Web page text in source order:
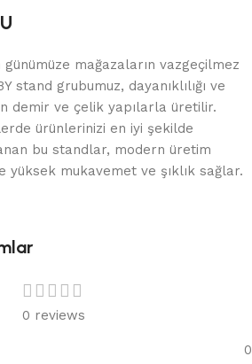
mağazaların vazgeçilmez
stand grubumuz, dayanıklılığı ve
demir ve çelik yapılarla üretilir.
ürünlerinizi en iyi şekilde
bu standlar, modern üretim
yüksek mukavemet ve şıklık sağlar.
0 reviews
0